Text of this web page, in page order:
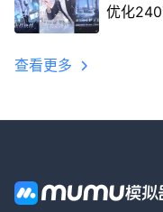
优化
查看更多